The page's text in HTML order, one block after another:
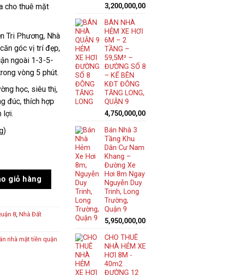
cho thuê mặt
Tri Phương, Nhà
góc vị trí đẹp,
ngoài 1-3-5-
vòng 5 phút.
học, siêu thị,
đúc, thích hợp
lợi.
8 - 5 Tầng – 9,1 Tỷ - Xách Vali Vào Ở Ngay số lượng
giỏ hàng
8, Nhà Đất
nhà mặt tiền quận
3,200,000,000
BÁN NHÀ
HẺM XE HƠI
6M – 2
TẦNG –
59,5M² –
ĐƯỜNG SỐ 8
– KẾ BÊN
KĐT ĐÔNG
TĂNG LONG,
QUẬN 9
4,750,000,000
Bán Nhà 3
Tầng Khu
Dân Cư Nam
Khang –
Đường Xe
Hơi 8m Ngay
Nguyễn Duy
Trinh, Long
Trường,
Quận 9
5,950,000,000
CHO THUÊ
NHÀ HẺM XE
HƠI 8M -
40m2
ĐƯỜNG 12